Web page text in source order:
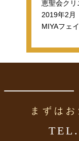
恵聖会クリ
2019年2月
MIYAフェ
まずは
TEL.